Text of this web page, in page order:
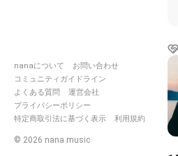
nanaについて
お問い合わせ
コミュニティガイドライン
よくある質問
運営会社
プライバシーポリシー
特定商取引法に基づく表示
利用規約
© 2026 nana music